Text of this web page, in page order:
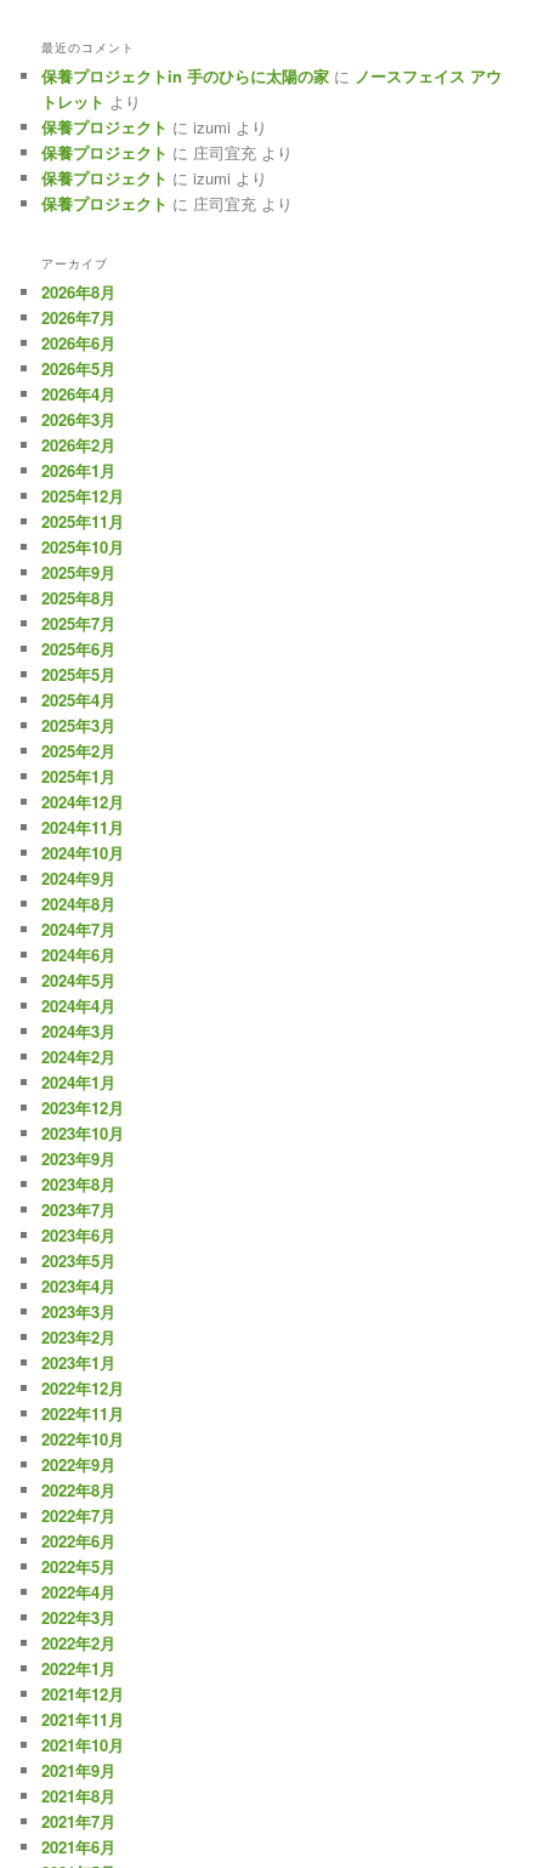
最近のコメント
保養プロジェクトin 手のひらに太陽の家 に ノースフェイス アウ
トレット より
保養プロジェクト にizumi より
保養プロジェクト に 庄司宜充 より
保養プロジェクト にizumi より
保養プロジェクト に 庄司宜充 より
アーカイブ
2026年8月
2026年7月
2026年6月
2026年5月
2026年4月
2026年3月
2026年2月
2026年1月
2025年12月
2025年11月
2025年10月
2025年9月
2025年8月
2025年7月
2025年6月
2025年5月
2025年4月
2025年3月
2025年2月
2025年1月
2024年12月
2024年11月
2024年10月
2024年9月
2024年8月
2024年7月
2024年6月
2024年5月
2024年4月
2024年3月
2024年2月
2024年1月
2023年12月
2023年10月
2023年9月
2023年8月
2023年7月
2023年6月
2023年5月
2023年4月
2023年3月
2023年2月
2023年1月
2022年12月
2022年11月
2022年10月
2022年9月
2022年8月
2022年7月
2022年6月
2022年5月
2022年4月
2022年3月
2022年2月
2022年1月
2021年12月
2021年11月
2021年10月
2021年9月
2021年8月
2021年7月
2021年6月